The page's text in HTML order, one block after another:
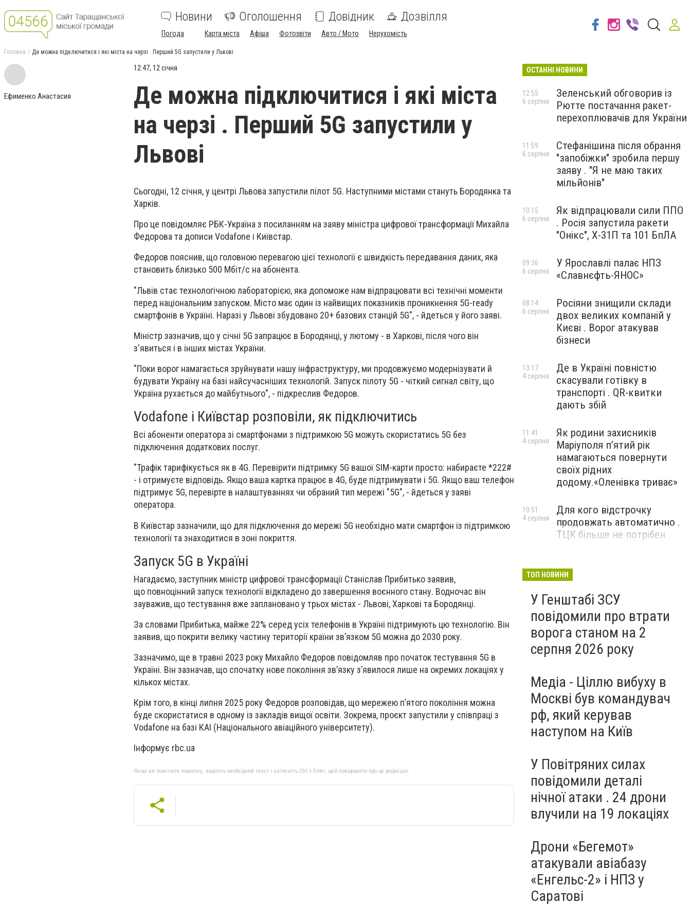
Новини Оголошення Довідник Дозвілля
Погода Карта міста Афіша Фотозвіти Авто / Мото Нерухомість
Головна Де можна підключитися і які міста на черзі . Перший 5G запустили у Львові
Ефименко Анастасия
12:47, 12 січня
Де можна підключитися і які міста
на черзі . Перший 5G запустили у
Львові
Сьогодні, 12 січня, у центрі Львова запустили пілот 5G. Наступними містами стануть Бородянка та
Харків.
Про це повідомляє РБК-Україна з посиланням на заяву міністра цифрової трансформації Михайла
Федорова та дописи Vodafone і Київстар.
Федоров пояснив, що головною перевагою цієї технології є швидкість передавання даних, яка
становить близько 500 Мбіт/с на абонента.
"Львів стає технологічною лабораторією, яка допоможе нам відпрацювати всі технічні моменти
перед національним запуском. Місто має один із найвищих показників проникнення 5G-ready
смартфонів в Україні. Наразі у Львові збудовано 20+ базових станцій 5G", - йдеться у його заяві.
Міністр зазначив, щоу січні 5G запрацює в Бородянці, у лютому - в Харкові, після чого він
з'явиться і в інших містах України.
"Поки ворог намагається зруйнувати нашу інфраструктуру, ми продовжуємо модернізувати й
будувати Україну на базі найсучасніших технологій. Запуск пілоту 5G - чіткий сигнал світу, що
Україна рухається до майбутнього", - підкреслив Федоров.
Vodafone і Київстар розповіли, як підключитись
Всі абоненти оператора зі смартфонами з підтримкою 5G можуть скористатись 5G без
підключення додаткових послуг.
"Трафік тарифікується як в 4G. Перевірити підтримку 5G вашої SIM-карти просто: набираєте *222#
- і отримуєте відповідь. Якщо ваша картка працює в 4G, буде підтримувати і 5G. Якщо ваш телефон
підтримує 5G, перевірте в налаштуваннях чи обраний тип мережі "5G", - йдеться у заяві
оператора.
В Київстар зазначили, що для підключення до мережі 5G необхідно мати смартфон із підтримкою
технології та знаходитися в зоні покриття.
Запуск 5G в Україні
Нагадаємо, заступник міністр цифрової трансформації Станіслав Прибитько заявив,
що повноцінний запуск технології відкладено до завершення воєнного стану. Водночас він
зауважив, що тестування вже заплановано у трьох містах - Львові, Харкові та Бородянці.
За словами Прибитька, майже 22% серед усіх телефонів в Україні підтримують цю технологію. Він
заявив, що покрити велику частину території країни звʼязком 5G можна до 2030 року.
Зазначимо, ще в травні 2023 року Михайло Федоров повідомляв про початок тестування 5G в
Україні. Він зазначав, що спочатку нове покоління зв’язку з’явилося лише на окремих локаціях у
кількох містах.
Крім того, в кінці липня 2025 року Федоров розповідав, що мережею пʼятого покоління можна
буде скористатися в одному із закладів вищої освіти. Зокрема, проєкт запустили у співпраці з
Vodafone на базі КАІ (Національного авіаційного університету).
Інформує rbc.ua
Якщо ви помітили помилку, виділіть необхідний текст і натисніть Ctrl + Enter, щоб повідомити про це редакцію
ОСТАННІ НОВИНИ
Зеленський обговорив із
Рютте постачання ракет-
перехоплювачів для України
12:55
6 серпня
Стефанішина після обрання
"запобіжки" зробила першу
заяву . "Я не маю таких
мільйонів"
11:59
6 серпня
Як відпрацювали сили ППО
. Росія запустила ракети
"Онікс", Х-31П та 101 БпЛА
10:15
6 серпня
У Ярославлі палає НПЗ
«Славнєфть-ЯНОС»
09:36
6 серпня
Росіяни знищили склади
двох великих компаній у
Києві . Ворог атакував
бізнеси
08:14
6 серпня
Де в Україні повністю
скасували готівку в
транспорті . QR-квитки
дають збій
13:17
4 серпня
Як родини захисників
Маріуполя пʼятий рік
намагаються повернути
своїх рідних
додому.«Оленівка триває»
11:41
4 серпня
Для кого відстрочку
продовжать автоматично .
ТЦК більше не потрібен
10:51
4 серпня
ТОП НОВИНИ
У Генштабі ЗСУ
повідомили про втрати
ворога станом на 2
серпня 2026 року
Медіа - Ціллю вибуху в
Москві був командувач
рф, який керував
наступом на Київ
У Повітряних силах
повідомили деталі
нічної атаки . 24 дрони
влучили на 19 локаціях
Дрони «Бегемот»
атакували авіабазу
«Енгельс-2» і НПЗ у
Саратові